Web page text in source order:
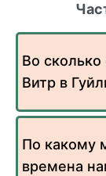
Во
Витр в
По какому
времена